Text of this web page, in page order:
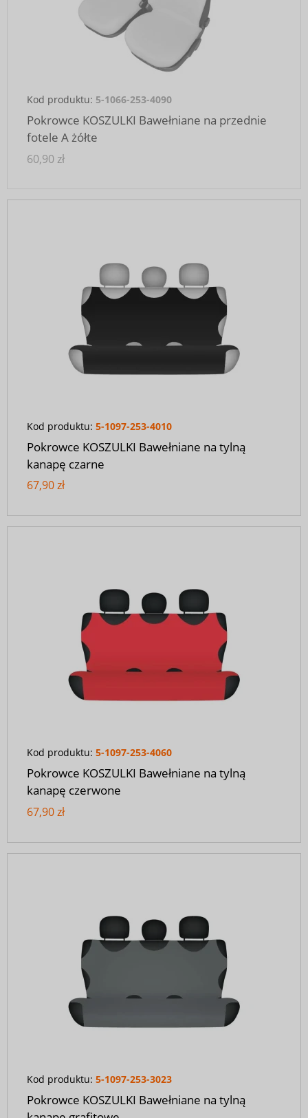
Kod produktu: 5-1066-253-4090
Pokrowce KOSZULKI Bawełniane na przednie
fotele A żółte
60,90 zł
Kod produktu: 5-1097-253-4010
Pokrowce KOSZULKI Bawełniane na tylną
kanapę czarne
67,90 zł
Kod produktu: 5-1097-253-4060
Pokrowce KOSZULKI Bawełniane na tylną
kanapę czerwone
67,90 zł
Kod produktu: 5-1097-253-3023
Pokrowce KOSZULKI Bawełniane na tylną